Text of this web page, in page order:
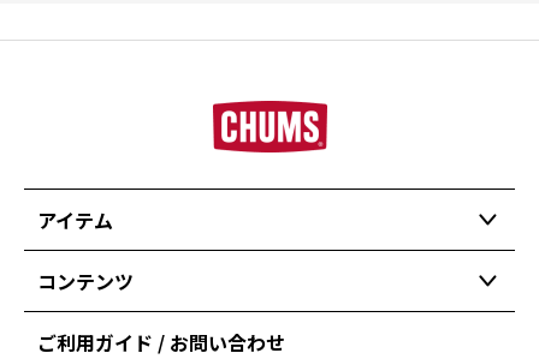
アイテム
コンテンツ
ご利用ガイド / お問い合わせ